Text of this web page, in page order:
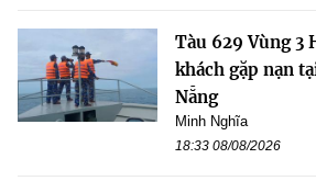
Tàu 629 Vùng 3
khách gặp nạn
Nẵng
Minh Nghĩa
18:33 08/08/2026